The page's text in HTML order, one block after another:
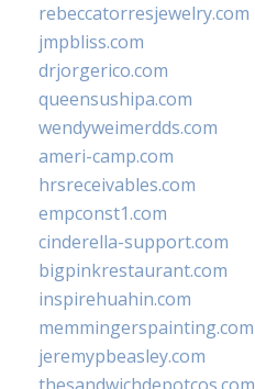
rebeccatorresjewelry.com
jmpbliss.com
drjorgerico.com
queensushipa.com
wendyweimerdds.com
ameri-camp.com
hrsreceivables.com
empconst1.com
cinderella-support.com
bigpinkrestaurant.com
inspirehuahin.com
memmingerspainting.com
jeremypbeasley.com